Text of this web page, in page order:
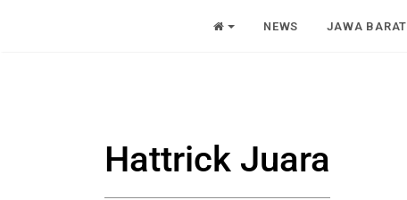
NEWS JAWA BARAT
Hattrick Juara